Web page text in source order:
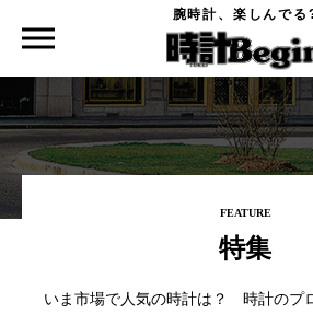
腕時計、楽しんでる
FEATURE
特集
いま市場で人気の時計は？ 時計のプ